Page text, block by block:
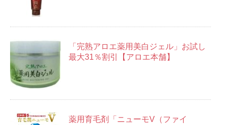
「完熟アロエ薬用美白ジェル」お試し
最大31％割引【アロエ本舗】
薬用育毛剤「ニューモV（ファイ